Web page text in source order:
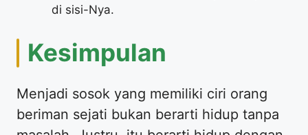
di sisi-Nya.
Kesimpulan
Menjadi sosok yang memiliki ciri orang
beriman sejati bukan berarti hidup tanpa